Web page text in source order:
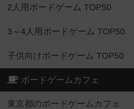
2人用ボードゲーム TOP50
3～4人用ボードゲーム TOP50
子供向けボードゲーム TOP50
ボードゲームカフェ
東京都のボードゲームカフェ